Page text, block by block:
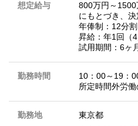
想定給与
800万円～
にもとづき、決
年俸制：12分割
昇給：年1回（4
試用期間：6ヶ
勤務時間
10：00～19：
所定時間外
勤務地
東京都